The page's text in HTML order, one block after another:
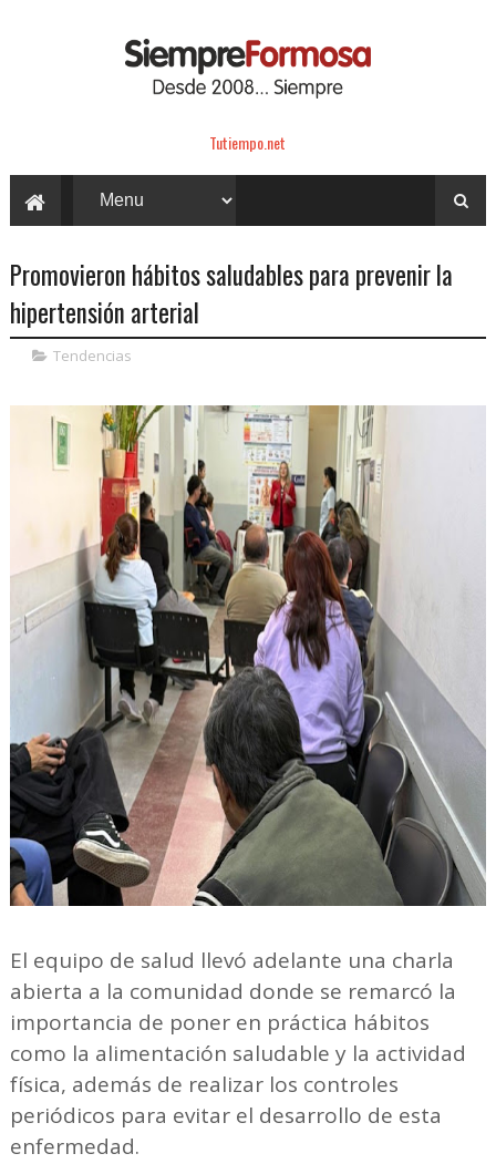
Tutiempo.net
Promovieron hábitos saludables para prevenir la
hipertensión arterial
Tendencias
El equipo de salud llevó adelante una charla
abierta a la comunidad donde se remarcó la
importancia de poner en práctica hábitos
como la alimentación saludable y la actividad
física, además de realizar los controles
periódicos para evitar el desarrollo de esta
enfermedad.